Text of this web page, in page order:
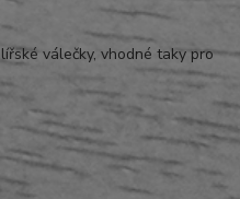
válečky, vhodné taky pro